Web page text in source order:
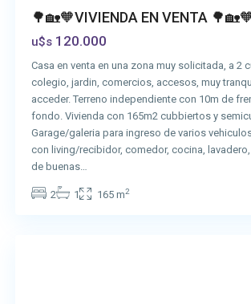
🌳🏡🧡VIVIENDA EN VENTA
u$s120.000
Casa en venta en una zona muy solicitada, a 2
colegio, jardin, comercios, accesos, muy
acceder. Terreno independiente con 10m de
fondo. Vivienda con 165m2 cubbiertos y
Garage/galeria para ingreso de varios
con living/recibidor, comedor, cocina,
de buenas…
2 1 165 m2
San